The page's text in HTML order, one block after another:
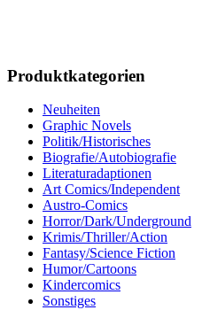
Produktkategorien
Neuheiten
Graphic Novels
Politik/Historisches
Biografie/Autobiografie
Literaturadaptionen
Art Comics/Independent
Austro-Comics
Horror/Dark/Underground
Krimis/Thriller/Action
Fantasy/Science Fiction
Humor/Cartoons
Kindercomics
Sonstiges